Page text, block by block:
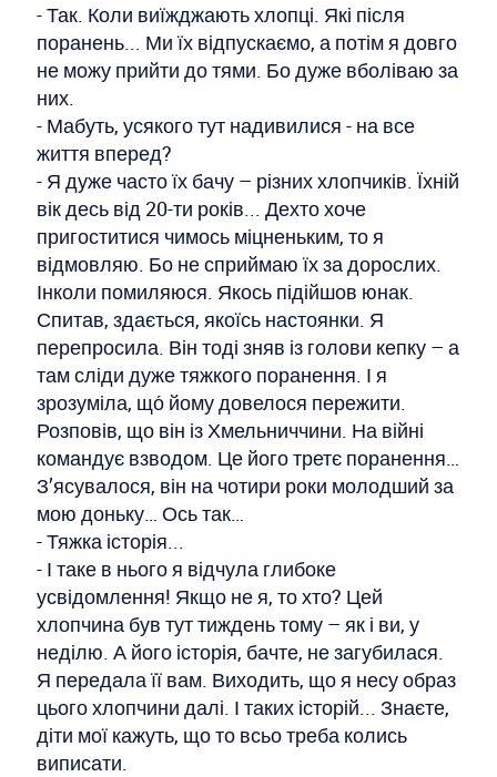
- Так. Коли виїжджають хлопці. Які після
поранень... Ми їх відпускаємо, а потім я довго
не можу прийти до тями. Бо дуже вболіваю за
них.
- Мабуть, усякого тут надивилися - на все
життя вперед?
- Я дуже часто їх бачу – різних хлопчиків. Їхній
вік десь від 20-ти років... Дехто хоче
пригоститися чимось міцненьким, то я
відмовляю. Бо не сприймаю їх за дорослих.
Інколи помиляюся. Якось підійшов юнак.
Спитав, здається, якоїсь настоянки. Я
перепросила. Він тоді зняв із голови кепку – а
там сліди дуже тяжкого поранення. І я
зрозуміла, що́ йому довелося пережити.
Розповів, що він із Хмельниччини. На війні
командує взводом. Це його третє поранення…
З’ясувалося, він на чотири роки молодший за
мою доньку… Ось так…
- Тяжка історія...
- І таке в нього я відчула глибоке
усвідомлення! Якщо не я, то хто? Цей
хлопчина був тут тиждень тому – як і ви, у
неділю. А його історія, бачте, не загубилася.
Я передала її вам. Виходить, що я несу образ
цього хлопчини далі. І таких історій... Знаєте,
діти мої кажуть, що то всьо треба колись
виписати.